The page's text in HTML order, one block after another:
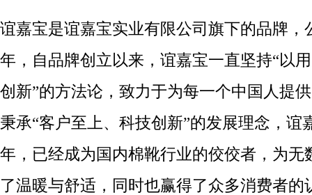
谊嘉宝是谊嘉宝实业有限公司旗下的品牌，
年，自品牌创立以来，谊嘉宝一直坚持“以
创新”的方法论，致力于为每一个中国人提
秉承“客户至上、科技创新”的发展理念，谊
年，已经成为国内棉靴行业的佼佼者，为无
了温暖与舒适，同时也赢得了众多消费者的